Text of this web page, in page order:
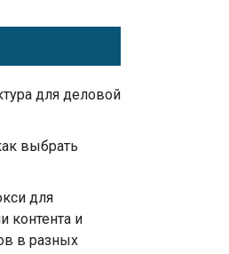
для деловой
выбрать
для
контента и
в разных